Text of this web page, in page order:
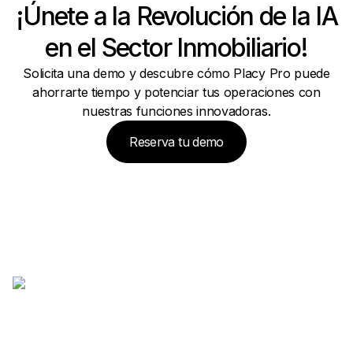
¡Únete a la Revolución de la IA
en el Sector Inmobiliario!
Solicita una demo y descubre cómo Placy Pro puede
ahorrarte tiempo y potenciar tus operaciones con
nuestras funciones innovadoras.
Reserva tu demo